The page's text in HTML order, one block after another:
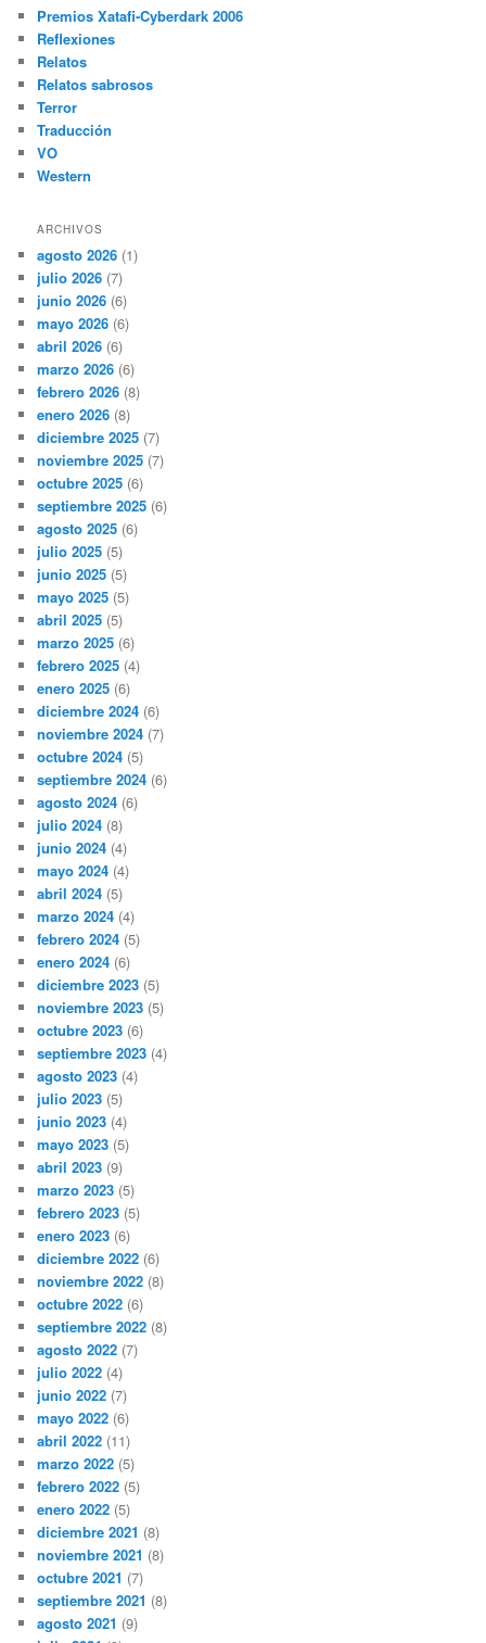
Premios Xatafi-Cyberdark 2006
Reflexiones
Relatos
Relatos sabrosos
Terror
Traducción
VO
Western
ARCHIVOS
agosto 2026 (1)
julio 2026 (7)
junio 2026 (6)
mayo 2026 (6)
abril 2026 (6)
marzo 2026 (6)
febrero 2026 (8)
enero 2026 (8)
diciembre 2025 (7)
noviembre 2025 (7)
octubre 2025 (6)
septiembre 2025 (6)
agosto 2025 (6)
julio 2025 (5)
junio 2025 (5)
mayo 2025 (5)
abril 2025 (5)
marzo 2025 (6)
febrero 2025 (4)
enero 2025 (6)
diciembre 2024 (6)
noviembre 2024 (7)
octubre 2024 (5)
septiembre 2024 (6)
agosto 2024 (6)
julio 2024 (8)
junio 2024 (4)
mayo 2024 (4)
abril 2024 (5)
marzo 2024 (4)
febrero 2024 (5)
enero 2024 (6)
diciembre 2023 (5)
noviembre 2023 (5)
octubre 2023 (6)
septiembre 2023 (4)
agosto 2023 (4)
julio 2023 (5)
junio 2023 (4)
mayo 2023 (5)
abril 2023 (9)
marzo 2023 (5)
febrero 2023 (5)
enero 2023 (6)
diciembre 2022 (6)
noviembre 2022 (8)
octubre 2022 (6)
septiembre 2022 (8)
agosto 2022 (7)
julio 2022 (4)
junio 2022 (7)
mayo 2022 (6)
abril 2022 (11)
marzo 2022 (5)
febrero 2022 (5)
enero 2022 (5)
diciembre 2021 (8)
noviembre 2021 (8)
octubre 2021 (7)
septiembre 2021 (8)
agosto 2021 (9)